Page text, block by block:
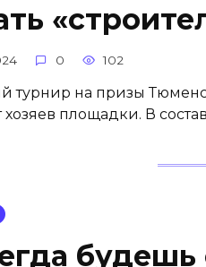
0 102
турнир на призы
площадки. В